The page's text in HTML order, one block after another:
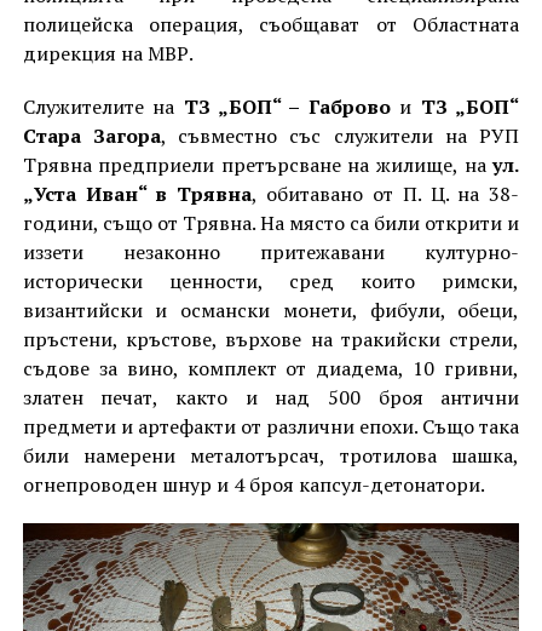
полицейска операция, съобщават от Областната
дирекция на МВР.
Служителите на ТЗ „БОП“ – Габровои ТЗ „БОП“
Стара Загора, съвместно със служители на РУП
Трявна предприели претърсване на жилище, наул.
„Уста Иван“ в Трявна, обитавано от П. Ц. на 38-
години, също от Трявна. На място са били открити и
иззети незаконно притежавани културно-
исторически ценности, сред които римски,
византийски и османски монети, фибули, обеци,
пръстени, кръстове, върхове на тракийски стрели,
съдове за вино, комплект от диадема, 10 гривни,
златен печат, както и над 500 броя антични
предмети и артефакти от различни епохи. Също така
били намерени металотърсач, тротилова шашка,
огнепроводен шнур и 4 броя капсул-детонатори.